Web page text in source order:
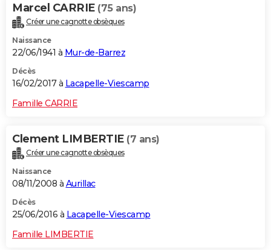
Marcel CARRIE (75 ans)
Créer une cagnotte obsèques
Naissance
22/06/1941 à Mur-de-Barrez
Décès
16/02/2017 à Lacapelle-Viescamp
Famille CARRIE
Clement LIMBERTIE (7 ans)
Créer une cagnotte obsèques
Naissance
08/11/2008 à Aurillac
Décès
25/06/2016 à Lacapelle-Viescamp
Famille LIMBERTIE